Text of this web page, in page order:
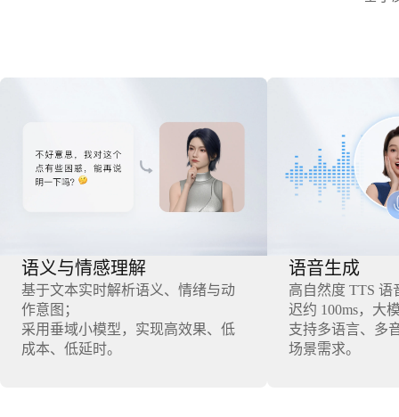
语义与情感理解
基于文本实时解析语义、情绪与动
作意图；
采用垂域小模型，实现高效果、低
成本、低延时。
语音生成
高自然度 TTS 语
迟约 100ms，大
支持多语言、多
场景需求。